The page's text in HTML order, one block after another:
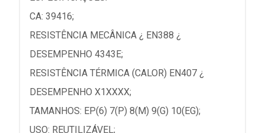
CA: 39416;
RESISTÊNCIA MECÂNICA ¿ EN388 ¿
DESEMPENHO 4343E;
RESISTÊNCIA TÉRMICA (CALOR) EN407 ¿
DESEMPENHO X1XXXX;
TAMANHOS: EP(6) 7(P) 8(M) 9(G) 10(EG);
USO: REUTILIZÁVEL;